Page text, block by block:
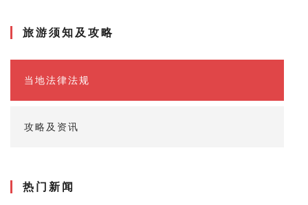
旅游须知及攻略
当地法律法规
攻略及资讯
热门新闻